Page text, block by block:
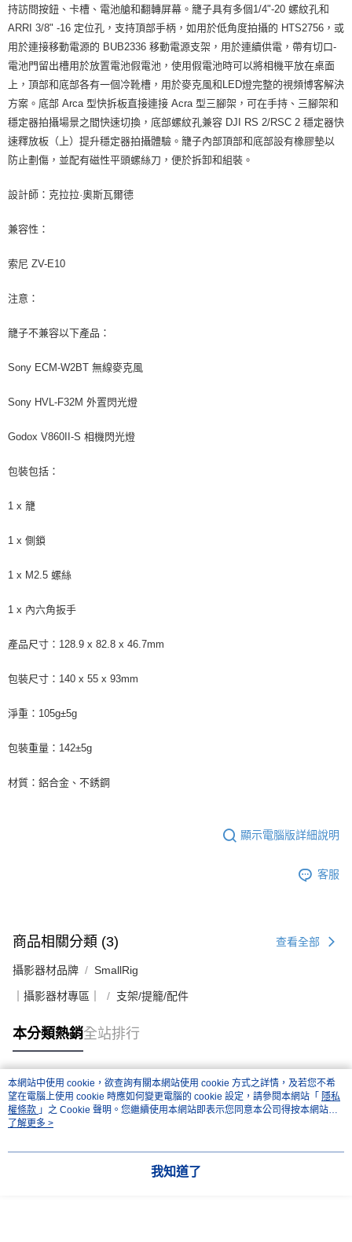
持訪問按鈕、卡槽、電池艙和翻轉屏幕。籠子具有多個1/4"-20 螺紋孔和
ARRI 3/8" -16 定位孔，支持頂部手柄，如用於低角度拍攝的 HTS2756，或
用於連接移動電源的 BUB2336 移動電源支架，用於連續供電，帶有切口-
電池門留出槽用於放置電池假電池，使用假電池時可以將相機平放在桌面
上，頂部和底部各有一個冷靴槽，用於麥克風和LED燈完整的視頻博客解決
方案。底部 Arca 型快拆板直接連接 Acra 型三腳架，可在手持、三腳架和
穩定器拍攝場景之間快速切換，底部螺紋孔兼容 DJI RS 2/RSC 2 穩定器快
速釋放板（上）提升穩定器拍攝體驗。籠子內部頂部和底部設有橡膠墊以
防止劃傷，並配有磁性平頭螺絲刀，便於拆卸和組裝。
設計師：克拉拉·奧斯瓦爾德
兼容性：
索尼 ZV-E10
注意：
籠子不兼容以下產品：
Sony ECM-W2BT 無線麥克風
Sony HVL-F32M 外置閃光燈
Godox V860II-S 相機閃光燈
包裝包括：
1 x 籠
1 x 側鎖
1 x M2.5 螺絲
1 x 內六角扳手
產品尺寸：128.9 x 82.8 x 46.7mm
包裝尺寸：140 x 55 x 93mm
淨重：105g±5g
包裝重量：142±5g
材質：鋁合金、不銹鋼
顯示電腦版詳細說明
客服
商品相關分類 (3) 查看全部
攝影器材品牌 SmallRig
｜攝影器材專區｜ 支架/提籠/配件
本分類熱銷全站排行
熱門標籤
本網站中使用 cookie，欲查詢有關本網站使用 cookie 方式之詳情，及若您不希
望在電腦上使用 cookie 時應如何變更電腦的 cookie 設定，請參閱本網站「 隱私
權條款 」之 Cookie 聲明。您繼續使用本網站即表示您同意本公司得按本網站使
用條款之 Cookie 聲明使用 cookie。
了解更多 >
我知道了